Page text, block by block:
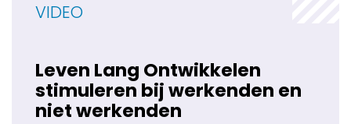
VIDEO
Leven Lang Ontwikkelen
stimuleren bij werkenden en
niet werkenden